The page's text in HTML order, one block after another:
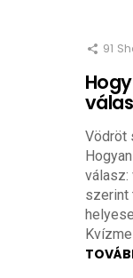
91
Vödröt
válasz:
szerint